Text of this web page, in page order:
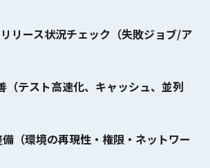
リース状況チェック（失敗ジョブ/ア
（テスト高速化、キャッシュ、並列
（環境の再現性・権限・ネットワー